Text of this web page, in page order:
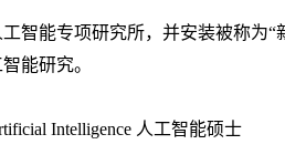
智能专项研究所，并安装被称为“
能研究。
Intelligence 人工智能硕士